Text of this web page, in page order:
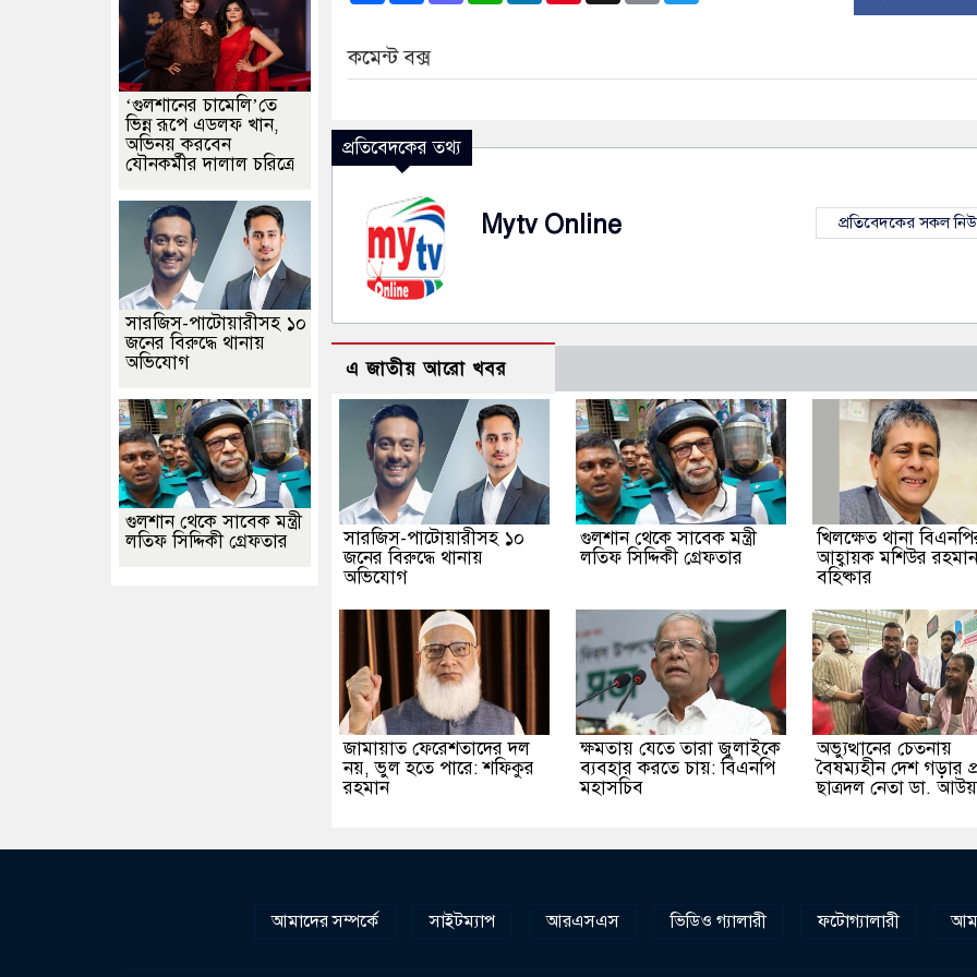
কমেন্ট বক্স
প্রতিবেদকের তথ্য
Mytv Online প্রতিবেদকের সকল
এ জাতীয় আরো খবর
সারজিস-পাটোয়ারীসহ ১০
জনের বিরুদ্ধে থানায়
অভিযোগ
গুলশান থেকে সাবেক মন্ত্রী
লতিফ সিদ্দিকী গ্রেফতার
খিলক্ষেত থানা
আহ্বায়ক মশিউর রহমান
বহিষ্কার
জামায়াত ফেরেশতাদের দল
নয়, ভুল হতে পারে: শফিকুর
রহমান
ক্ষমতায় যেতে তারা জুলাইকে
ব্যবহার করতে চায়: বিএনপি
মহাসচিব
অভ্যুত্থানের চেতনায়
বৈষম্যহীন দেশ গড়ার
ছাত্রদল নেতা ডা.
‘গুলশানের চামেলি’তে
ভিন্ন রূপে এডলফ খান,
অভিনয় করবেন
যৌনকর্মীর দালাল চরিত্রে
সারজিস-পাটোয়ারীসহ ১০
জনের বিরুদ্ধে থানায়
অভিযোগ
গুলশান থেকে সাবেক মন্ত্রী
লতিফ সিদ্দিকী গ্রেফতার
আমাদের সম্পর্কে সাইটম্যাপ আরএসএস ভিডিও গ্যালারী ফটোগ্যালারী